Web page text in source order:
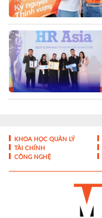
KHOA HỌC QUẢN LÝ
TÀI CHÍNH
CÔNG NGHỆ